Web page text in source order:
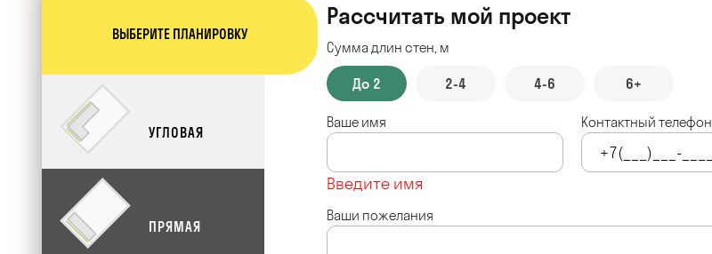
ВЫБЕРИТЕ ПЛАНИРОВКУ
УГЛОВАЯ
ПРЯМАЯ
Рассчитать мой проект
Сумма длин стен, м
До 2 2-4 4-6 6+
Ваше имя
Введите имя
Контактный телефон
Ваши пожелания